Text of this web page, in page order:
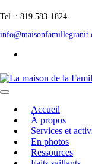
Tel. : 819 583-1824
Accueil
À propos
Services et
En photos
Ressources